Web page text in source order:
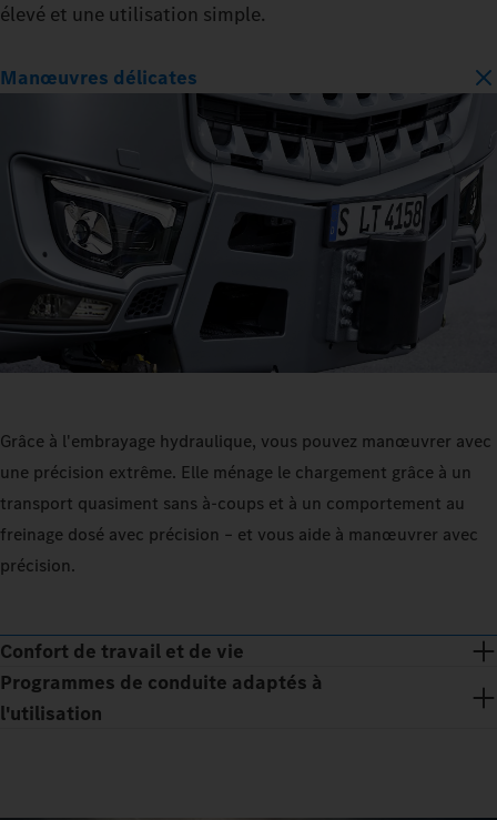
élevé et une utilisation simple.
Manœuvres délicates
Grâce à l'embrayage hydraulique, vous pouvez manœuvrer avec
une précision extrême. Elle ménage le chargement grâce à un
transport quasiment sans à-coups et à un comportement au
freinage dosé avec précision – et vous aide à manœuvrer avec
précision.
Confort de travail et de vie
Programmes de conduite adaptés à
l'utilisation